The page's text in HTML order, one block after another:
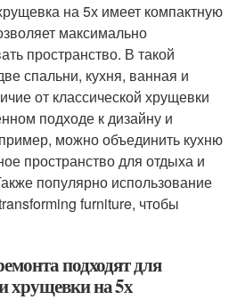
на 5х имеет компактную
максимально
пространство. В такой
спальни, кухня, ванная и
от классической хрущевки
подходе к дизайну и
можно объединить кухню
пространство для отдыха и
популярно использование
furniture, чтобы
подходят для
хрущевки на 5х